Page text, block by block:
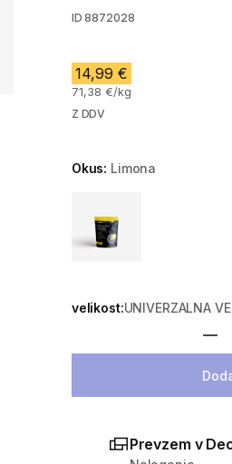
ID 8872028
14,99 €
71,38 €/kg
Z DDV
Okus: Limona
velikost:UNIVERZALNA
Prevzem v